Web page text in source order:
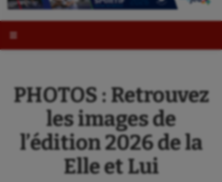
PHOTOS : Retrouvez
les images de
l’édition 2026 de la
Elle et Lui